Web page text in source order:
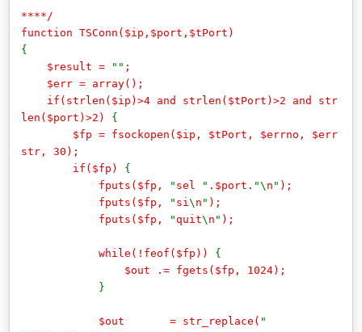
****/
function TSConn($ip,$port,$tPort)
{
$result =
"" ;
$err = array();
if(strlen($ip)>4 and strlen($tPort)>2 and str
len($port)>2) {
$fp = fsockopen($ip, $tPort, $errno, $err
str, 30);
if($fp) {
fputs($fp,
" sel " .$port. "\ n " );
fputs($fp,
" si\ n " );
fputs($fp,
"quit\ n " );
while(!feof($fp)) {
$out .= fgets($fp, 1024);
}
$out = str_replace( "